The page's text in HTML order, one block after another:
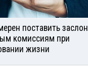
поставить заслон
комиссиям при
жизни